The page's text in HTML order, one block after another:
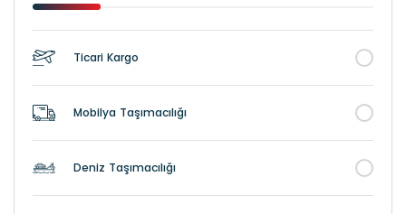
Ticari Kargo
Mobilya Taşımacılığı
Deniz Taşımacılığı